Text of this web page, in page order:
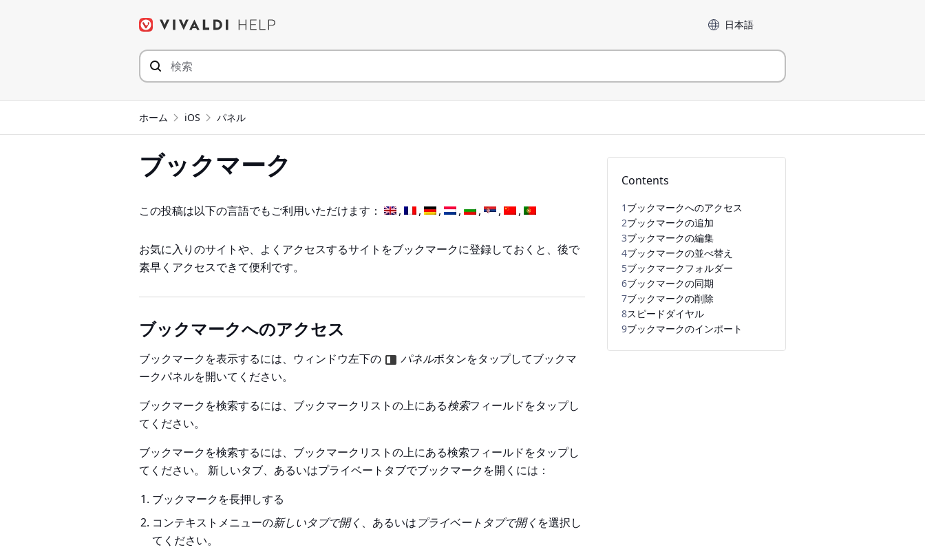
へ
ャ
言語
ホーム iOS パネル
ブックマーク
この投稿は以下の言語でもご利用いただけます：
お気に入りのサイトや、よくアクセスするサイトをブックマークに登録しておくと、後で
素早くアクセスできて便利です。
ブックマークへのアクセス
ブックマークを表示するには、ウィンドウ左下の パネルボタンをタップしてブックマ
ークパネルを開いてください。
ブックマークを検索するには、ブックマークリストの上にある検索フィールドをタップし
てください。
ブックマークを検索するには、ブックマークリストの上にある検索フィールドをタップし
てください。 新しいタブ、あるいはプライベートタブでブックマークを開くには：
ブックマークを長押しする
コンテキストメニューの新しいタブで開く 、あるいはプライベートタブで開く を選択し
てください。
Contents
1 ブックマークへのアクセス
2ブックマークの追加
3ブックマークの編集
4ブックマークの並べ替え
5ブックマークフォルダー
6ブックマークの同期
7ブックマークの削除
8スピードダイヤル
9ブックマークのインポート